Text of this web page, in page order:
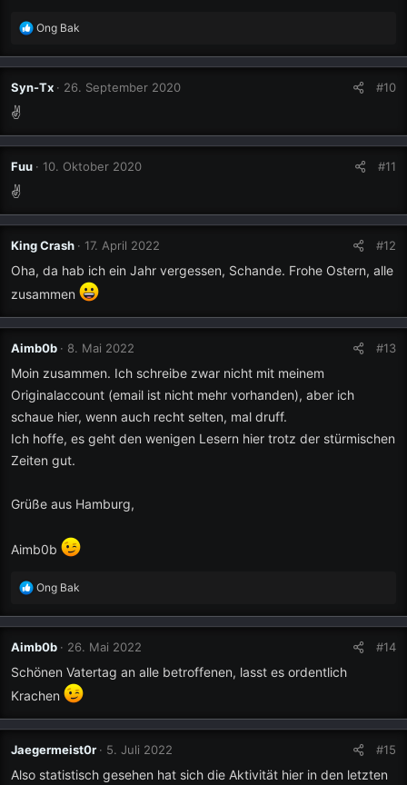
R
a
t
Ong Bak
Syn-Tx 26. September 2020 #10
✌
Fuu 10. Oktober 2020 #11
✌
King Crash 17. April 2022 #12
Oha, da hab ich ein Jahr vergessen, Schande. Frohe Ostern, alle
zusammen
Aimb0b 8. Mai 2022 #13
Moin zusammen. Ich schreibe zwar nicht mit meinem
Originalaccount (email ist nicht mehr vorhanden), aber ich
schaue hier, wenn auch recht selten, mal druff.
Ich hoffe, es geht den wenigen Lesern hier trotz der stürmischen
Zeiten gut.
Grüße aus Hamburg,
Aimb0b
R
a
t
i
n
e
n
:
Ong Bak
Aimb0b 26. Mai 2022 #14
Schönen Vatertag an alle betroffenen, lasst es ordentlich
Krachen
Jaegermeist0r 5. Juli 2022 #15
Also statistisch gesehen hat sich die Aktivität hier in den letzten